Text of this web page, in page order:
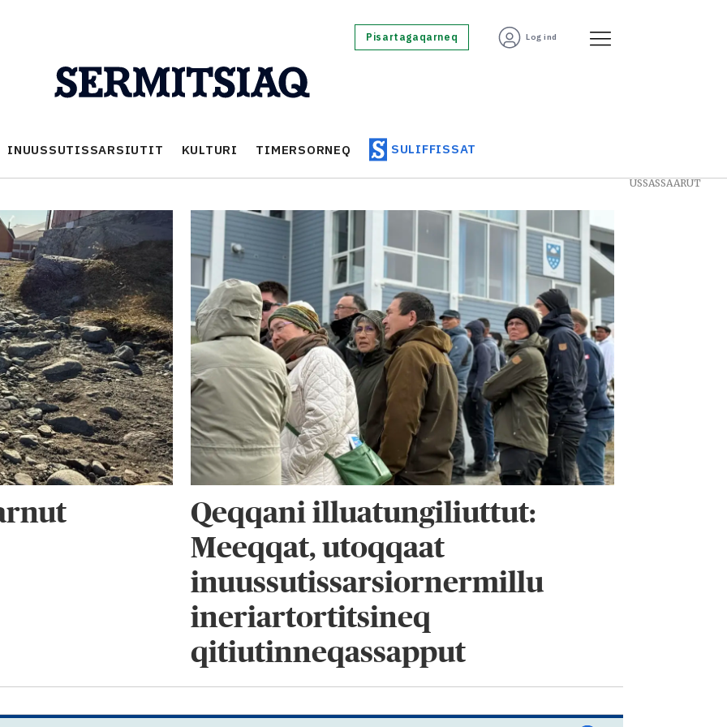
Pisartagaqarneq Log ind
INUUSSUTISSARSIUTIT KULTURI TIMERSORNEQ SULIFFISSAT
Qeqqani illuatungiliuttut:
Meeqqat, utoqqaat
inuussutissarsiornermillu
ineriartortitsineq
qitiutinneqassapput
USSASSAARUT